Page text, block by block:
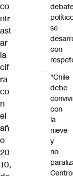
co
ntr
ast
ar
la
cif
ra
co
n
el
añ
o
20
10,
se
con
"Chile
debe
con
la
nieve
y
no